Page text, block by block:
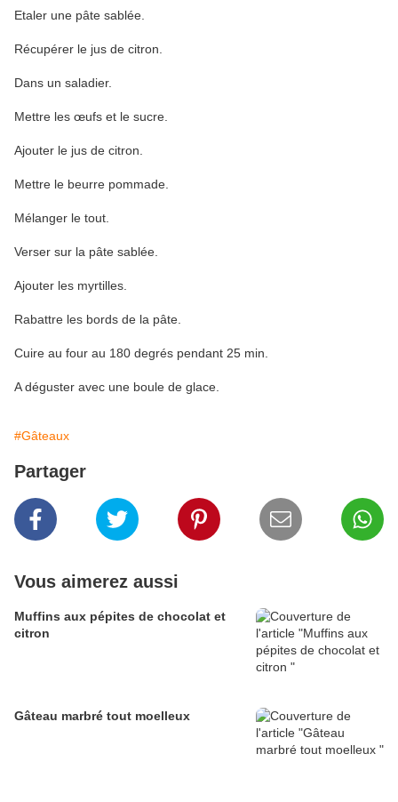
Etaler une pâte sablée.
Récupérer le jus de citron.
Dans un saladier.
Mettre les œufs et le sucre.
Ajouter le jus de citron.
Mettre le beurre pommade.
Mélanger le tout.
Verser sur la pâte sablée.
Ajouter les myrtilles.
Rabattre les bords de la pâte.
Cuire au four au 180 degrés pendant 25 min.
A déguster avec une boule de glace.
#Gâteaux
Partager
Vous aimerez aussi
Muffins aux pépites de chocolat et
citron
Gâteau marbré tout moelleux